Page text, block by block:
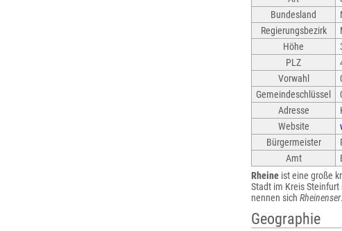
Bundesland
Regierungsbezirk
Höhe
PLZ
Vorwahl
Gemeindeschlüssel
Adresse
Website
Bürgermeister
Amt
Rheine ist eine große
Stadt im Kreis
nennen sich Rheinenser.
Geographie